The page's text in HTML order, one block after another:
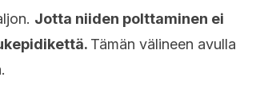
Jotta niiden polttaminen ei
Tämän välineen avulla